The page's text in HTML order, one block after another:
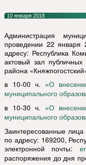
10 января 2018
Администрация
проведении 22 января
адресу: Республика
актовый зал
района
в 10-00 ч.
«О
муниципального
в 10-30 ч.
«О
муниципального
Заинтересованные лица
по адресу: 169200,
электронной почты:
распоряжения до дня